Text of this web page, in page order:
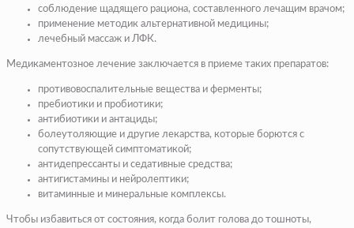
соблюдение щадящего рациона, составленного лечащим врачом;
применение методик альтернативной медицины;
лечебный массаж и ЛФК.
Медикаментозное лечение заключается в приеме таких препаратов:
противовоспалительные вещества и ферменты;
пребиотики и пробиотики;
антибиотики и антациды;
болеутоляющие и другие лекарства, которые борются с
сопутствующей симптоматикой;
антидепрессанты и седативные средства;
антигистамины и нейролептики;
витаминные и минеральные комплексы.
Чтобы избавиться от состояния, когда болит голова до тошноты,